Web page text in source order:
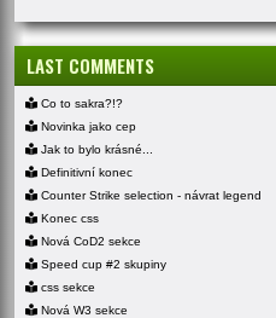
LAST COMMENTS
Co to sakra?!?
Novinka jako cep
Jak to bylo krásné...
Definitivní konec
Counter Strike selection - návrat legend
Konec css
Nová CoD2 sekce
Speed cup #2 skupiny
css sekce
Nová W3 sekce